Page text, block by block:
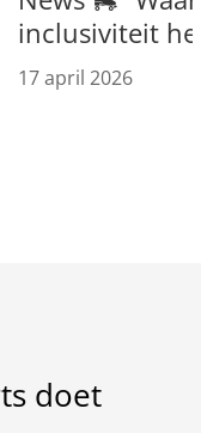
inclusiviteit
17 april 2026
doet